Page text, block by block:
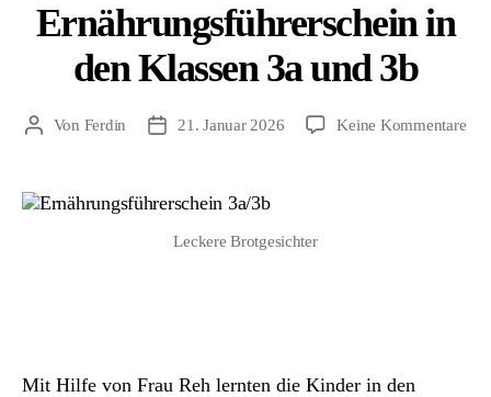
Ernährungsführerschein in
den Klassen 3a und 3b
Beitragsautor
Von Ferdin Beitragsdatum
21. Januar 2026 Keine Kommentarezu
Leckere Brotgesichter
Mit Hilfe von Frau Reh lernten die Kinder in den